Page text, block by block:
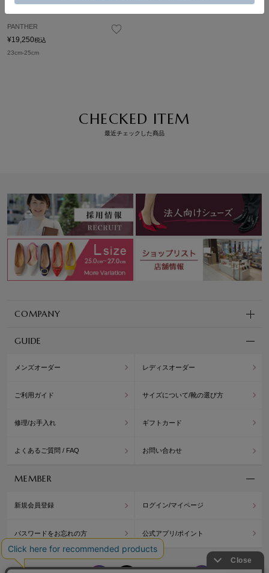
PANTHER
¥19,250税込
23cm-25cm
CHECKED ITEM
最近チェックした商品
COMPANY
GUIDE
メンズオーダー レディスオーダー
ご利用ガイド サイズについて/靴の選び方
修理/お手入れ ギフトカード
よくあるご質問 / FAQ お問い合わせ
MEMBER
新規会員登録 ログイン/マイページ
パスワードをお忘れの方 公式アプリ/ポイント